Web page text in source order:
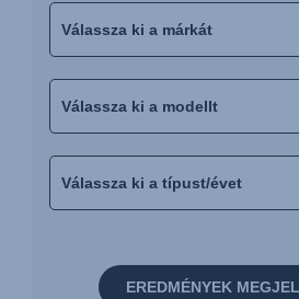
EREDMÉNYEK